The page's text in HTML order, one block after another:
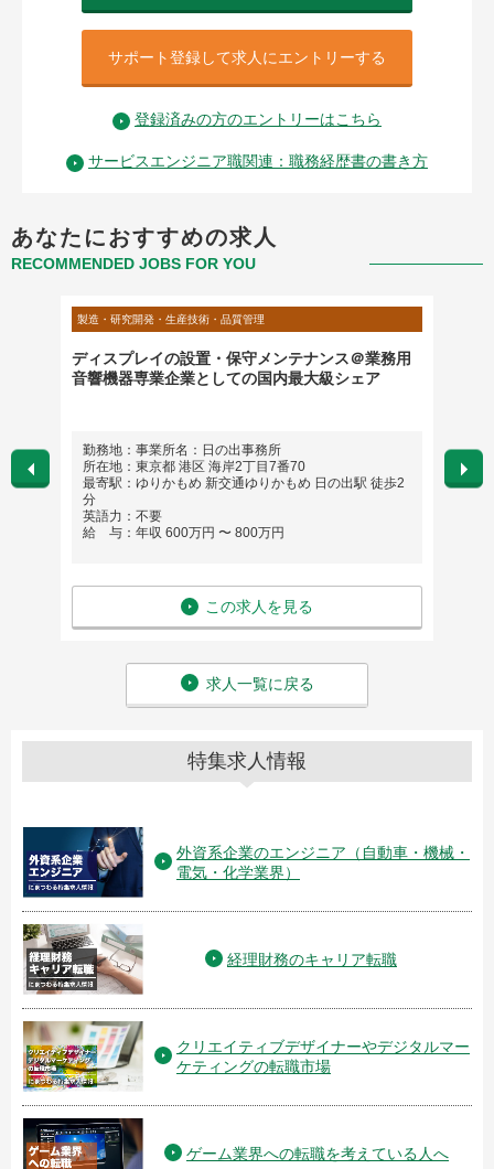
サポート登録して求人にエントリーする
登録済みの方のエントリーはこちら
サービスエンジニア職関連：職務経歴書の書き方
あなたにおすすめの求人
RECOMMENDED JOBS FOR YOU
製造・研究開発・生産技術・品質管理
ディスプレイの設置・保守メンテナンス＠業務用
音響機器専業企業としての国内最大級シェア
勤務地：事業所名：日の出事務所
所在地：東京都 港区 海岸2丁目7番70
最寄駅：ゆりかもめ 新交通ゆりかもめ 日の出駅 徒歩2
分
英語力：不要
給 与：年収 600万円 〜 800万円
この求人を見る
勤務
英語
給
求人一覧に戻る
特集求人情報
外資系企業のエンジニア（自動車・機械・
電気・化学業界）
経理財務のキャリア転職
クリエイティブデザイナーやデジタルマー
ケティングの転職市場
ゲーム業界への転職を考えている人へ